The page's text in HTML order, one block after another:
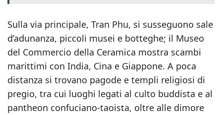
Sulla via principale, Tran Phu, si susseguono sale
d’adunanza, piccoli musei e botteghe; il Museo
del Commercio della Ceramica mostra scambi
marittimi con India, Cina e Giappone. A poca
distanza si trovano pagode e templi religiosi di
pregio, tra cui luoghi legati al culto buddista e al
pantheon confuciano-taoista, oltre alle dimore